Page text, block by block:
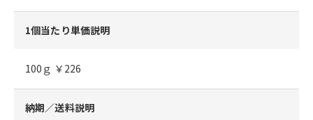
1個当たり単価説明
100ｇ ￥226
納期／送料説明